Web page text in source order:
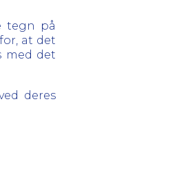
tegn på
at det
med det
deres